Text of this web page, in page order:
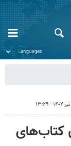
کتاب‌های